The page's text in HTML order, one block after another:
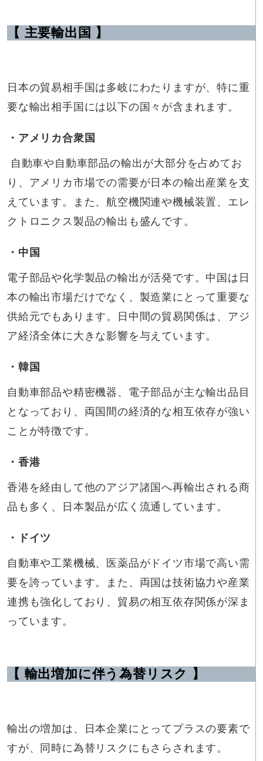
【 主要輸出国 】
日本の貿易相手国は多岐にわたりますが、特に重
要な輸出相手国には以下の国々が含まれます。
・アメリカ合衆国
自動車や自動車部品の輸出が大部分を占めてお
り、アメリカ市場での需要が日本の輸出産業を支
えています。また、航空機関連や機械装置、エレ
クトロニクス製品の輸出も盛んです。
・中国
電子部品や化学製品の輸出が活発です。中国は日
本の輸出市場だけでなく、製造業にとって重要な
供給元でもあります。日中間の貿易関係は、アジ
ア経済全体に大きな影響を与えています。
・韓国
自動車部品や精密機器、電子部品が主な輸出品目
となっており、両国間の経済的な相互依存が強い
ことが特徴です。
・香港
香港を経由して他のアジア諸国へ再輸出される商
品も多く、日本製品が広く流通しています。
・ドイツ
自動車や工業機械、医薬品がドイツ市場で高い需
要を誇っています。また、両国は技術協力や産業
連携も強化しており、貿易の相互依存関係が深ま
っています。
【 輸出増加に伴う為替リスク 】
輸出の増加は、日本企業にとってプラスの要素で
すが、同時に為替リスクにもさらされます。